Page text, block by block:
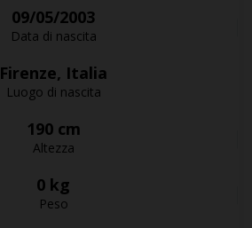
09/05/2003
Data di nascita
Firenze, Italia
Luogo di nascita
190 cm
Altezza
0 kg
Peso